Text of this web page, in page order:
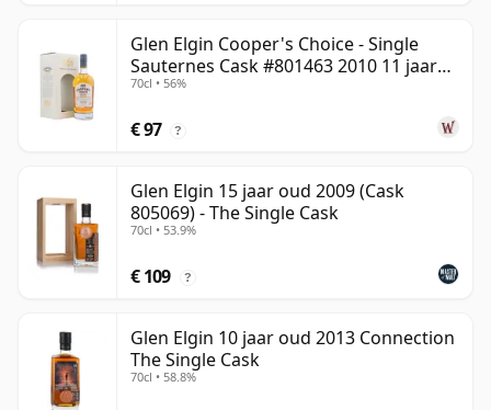
Glen Elgin Cooper's Choice - Single
Sauternes Cask #801463 2010 11 jaar
oud
70cl • 56%
€ 97 ?
Glen Elgin 15 jaar oud 2009 (Cask
805069) - The Single Cask
70cl • 53.9%
€ 109 ?
Glen Elgin 10 jaar oud 2013 Connection
The Single Cask
70cl • 58.8%